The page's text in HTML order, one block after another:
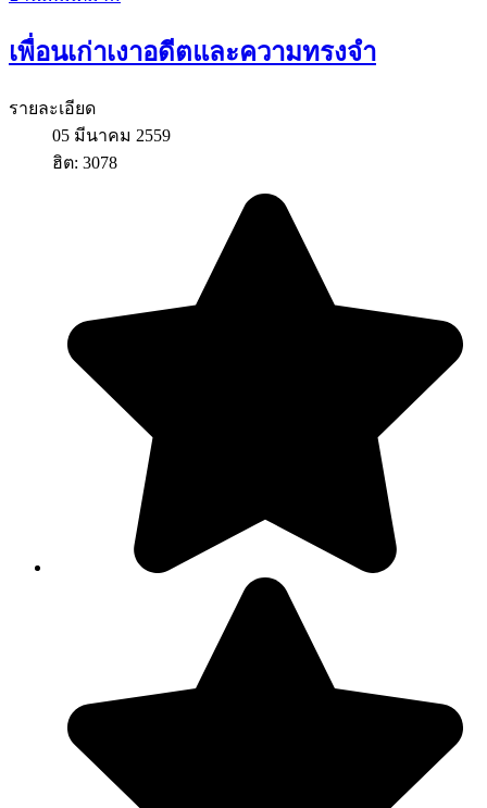
เพื่อนเก่าเงาอดีตและความทรงจำ
รายละเอียด
05 มีนาคม 2559
ฮิต: 3078